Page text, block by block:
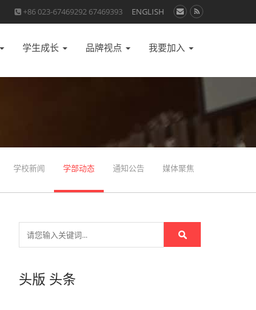
+86 023-67469292 67469393 ENGLISH
学生成长 品牌视点 我要加入
学校新闻 学部动态 通知公告 媒体聚焦
头版 头条